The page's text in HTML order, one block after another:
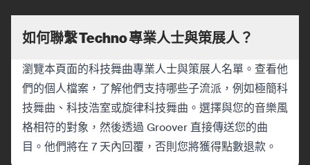
如何聯繫 Techno 專業人士與策展人？
瀏覽本頁面的科技舞曲專業人士與策展人名單。查看他
們的個人檔案，了解他們支持哪些子流派，例如極簡科
技舞曲、科技浩室或旋律科技舞曲。選擇與您的音樂風
格相符的對象，然後透過 Groover 直接傳送您的曲
目。他們將在 7 天內回覆，否則您將獲得點數退款。